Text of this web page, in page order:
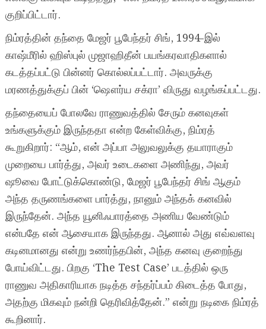
குறிப்பிட்டார்.
நிம்ரத்தின் தந்தை மேஜர் பூபேந்தர் சிங், 1994-இல்
காஷ்மீரில் ஹிஸ்புல் முஜாஹிதீன் பயங்கரவாதிகளால்
கடத்தப்பட்டு பின்னர் கொல்லப்பட்டார். அவருக்கு
மரணத்துக்குப் பின் ‘ஷௌர்ய சக்ரா’ விருது வழங்கப்பட்டது.
தந்தையைப் போலவே ராணுவத்தில் சேரும் கனவுகள்
உங்களுக்கும் இருந்ததா என்ற கேள்விக்கு, நிம்ரத்
கூறுகிறார்: “ஆம், என் அப்பா அலுவலுக்கு தயாராகும்
முறையை பார்த்து, அவர் உடைகளை அணிந்து, அவர்
ஷூவை போட்டுக்கொண்டு, மேஜர் பூபேந்தர் சிங் ஆகும்
அந்த தருணங்களை பார்த்து, நானும் அந்தக் கனவில்
இருந்தேன். அந்த யூனிஃபாரத்தை அணிய வேண்டும்
என்பதே என் ஆசையாக இருந்தது. ஆனால் அது எவ்வளவு
கடினமானது என்று உணர்ந்தபின், அந்த கனவு குறைந்து
போய்விட்டது. பிறகு ‘The Test Case’ படத்தில் ஒரு
ராணுவ அதிகாரியாக நடித்த சந்தர்ப்பம் கிடைத்த போது,
அதற்கு மிகவும் நன்றி தெரிவித்தேன்.” என்று நடிகை நிம்ரத்
கூறினார்.